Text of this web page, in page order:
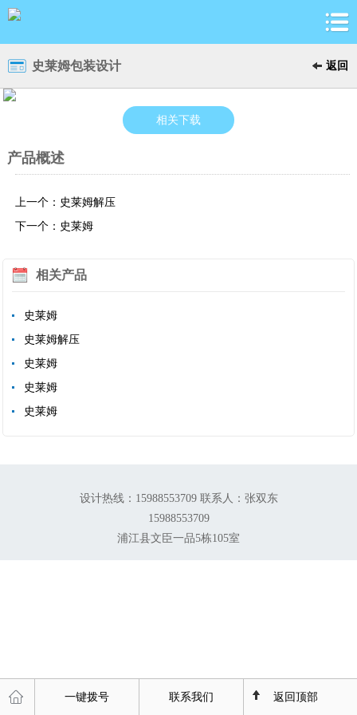
史莱姆包装设计 返回
相关下载
产品概述
上一个：史莱姆解压
下一个：史莱姆
相关产品
史莱姆
史莱姆解压
史莱姆
史莱姆
史莱姆
设计热线：15988553709 联系人：张双东
15988553709
浦江县文臣一品5栋105室
一键拨号 联系我们 返回顶部